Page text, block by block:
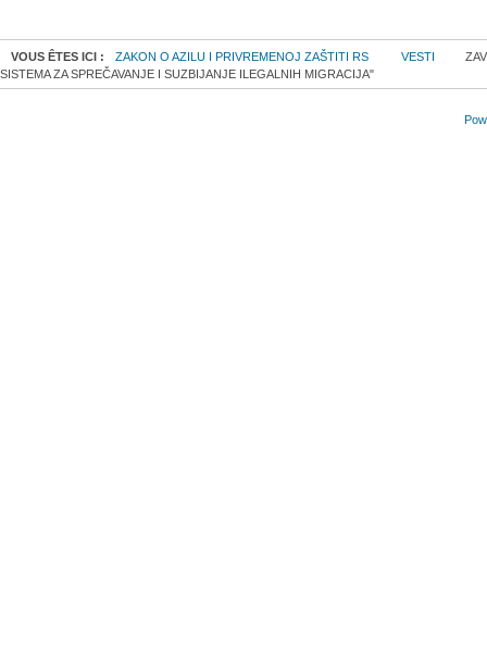
VOUS ÊTES ICI : ZAKON O AZILU I PRIVREMENOJ ZAŠTITI RS VESTI
SISTEMA ZA SPREČAVANJE I SUZBIJANJE ILEGALNIH MIGRACIJA"